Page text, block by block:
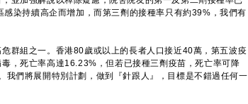
染持續高企而增加，而第三劑的接種率只有約39%，我們有
組之一。香港80歲或以上的長者人口接近40萬，第五波疫
，死亡率高達16.23%，但若已接種三劑疫苗，死亡率可降
們將展開特別計劃，做到『針跟人』，目標是不錯過任何一